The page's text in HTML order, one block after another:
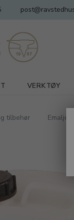
VERKTØY
tilbehør